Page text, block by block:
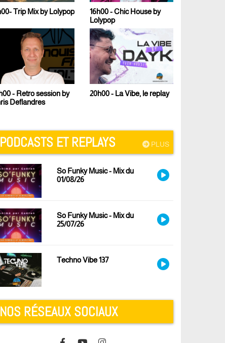
16h00 - Chic House by
20h00 - La Vibe, le replay
17h00 - Le Fresh Mix de
Malcom B
23h00 - Techno Sound
PLUS
PODCASTS ET REPLAYS
So Funky Music - Mix du
01/08/26
So Funky Music - Mix du
25/07/26
Techno Vibe 137
NOS RÉSEAUX SOCIAUX